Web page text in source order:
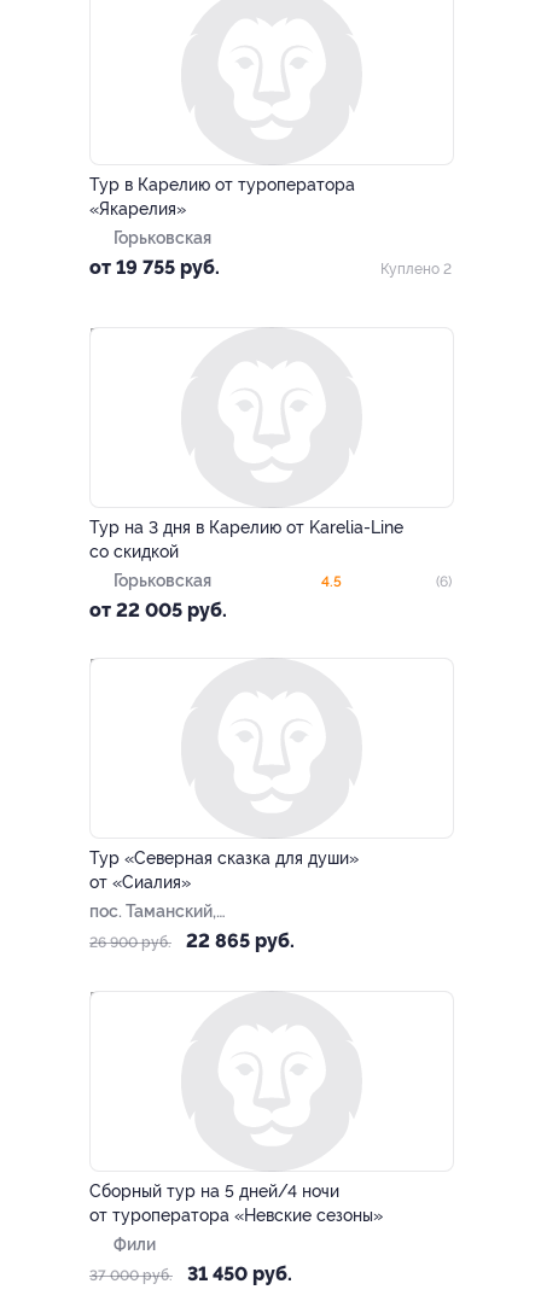
Тур в Карелию от туроператора
«Якарелия»
Горьковская
от 19 755 руб. Куплено 2
Тур на 3 дня в Карелию от Karelia-Line
со скидкой
Горьковская
от 22 005 руб.
4.5 (6)
Тур «Северная сказка для души»
от «Сиалия»
пос. Таманский,
Новороссийский пер, д. 7
26 900 руб. 22 865 руб.
Сборный тур на 5 дней/4 ночи
от туроператора «Невские сезоны»
Фили
37 000 руб. 31 450 руб.